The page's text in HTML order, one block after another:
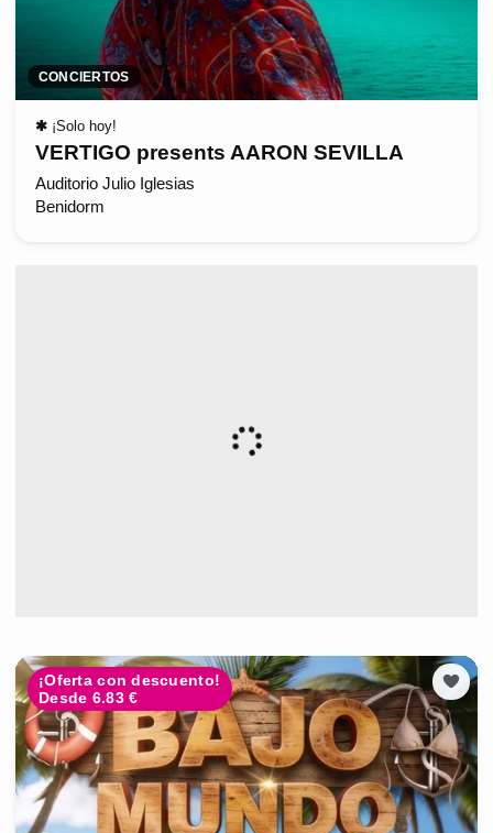
CONCIERTOS
✱ ¡Solo hoy!
VERTIGO presents AARON SEVILLA
Auditorio Julio Iglesias
Benidorm
¡Oferta con descuento!
Desde 6.83 €